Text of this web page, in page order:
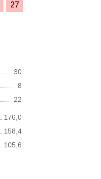
27
30
8
22
176,0
158,4
105,6